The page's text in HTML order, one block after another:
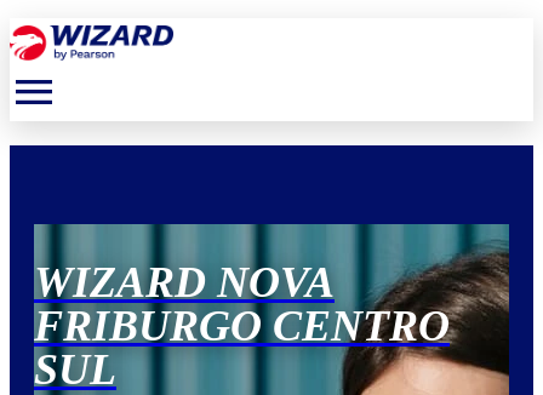
menu
WIZARD NOVA
FRIBURGO CENTRO
SUL